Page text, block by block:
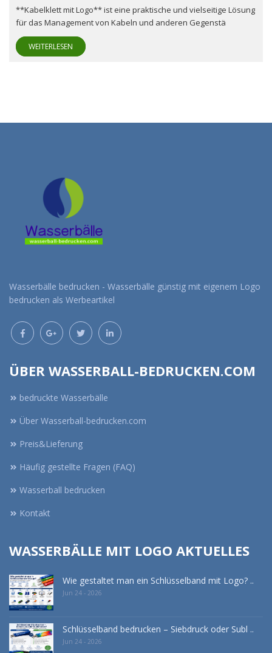
**Kabelklett mit Logo** ist eine praktische und vielseitige Lösung
für das Management von Kabeln und anderen Gegenstä
WEITERLESEN
Wasserbälle bedrucken - Wasserbälle günstig mit eigenem Logo
bedrucken als Werbeartikel
ÜBER WASSERBALL-BEDRUCKEN.COM
bedruckte Wasserbälle
Über Wasserball-bedrucken.com
Preis&Lieferung
Häufig gestellte Fragen (FAQ)
Wasserball bedrucken
Kontakt
WASSERBÄLLE MIT LOGO AKTUELLES
Wie gestaltet man ein Schlüsselband mit Logo? ..
Jun 24 - 2026
Schlüsselband bedrucken – Siebdruck oder Subl ..
Jun 24 - 2026